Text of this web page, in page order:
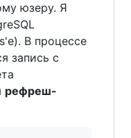
юзеру. Я
В процессе
запись с
рефреш-